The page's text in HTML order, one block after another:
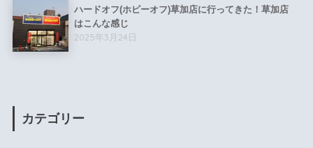
ハードオフ(ホビーオフ)草加店に行ってきた！草加店
はこんな感じ
2025年3月24日
カテゴリー